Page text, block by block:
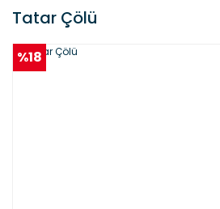
Tatar Çölü
%18